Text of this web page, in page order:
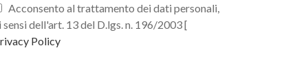
Acconsento al trattamento dei dati personali,
sensi dell'art. 13 del D.lgs. n. 196/2003 [
Policy